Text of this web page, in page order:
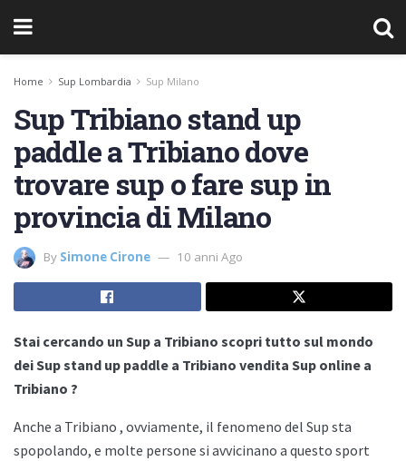
Home Sup Lombardia Sup Milano
Sup Tribiano stand up
paddle a Tribiano dove
trovare sup o fare sup in
provincia di Milano
By Simone Cirone 10 anni Ago
Stai cercando un Sup a Tribiano scopri tutto sul mondo
dei Sup stand up paddle a Tribiano vendita Sup online a
Tribiano ?
Anche a Tribiano , ovviamente, il fenomeno del Sup sta
spopolando, e molte persone si avvicinano a questo sport